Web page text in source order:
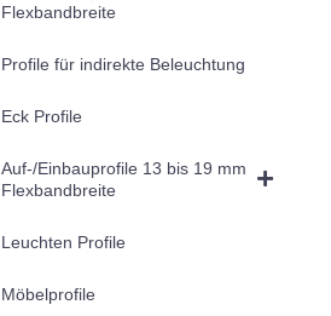
Flexbandbreite
Profile für indirekte Beleuchtung
Eck Profile
Auf-/Einbauprofile 13 bis 19 mm
Flexbandbreite
Leuchten Profile
Möbelprofile